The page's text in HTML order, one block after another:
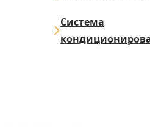
Система